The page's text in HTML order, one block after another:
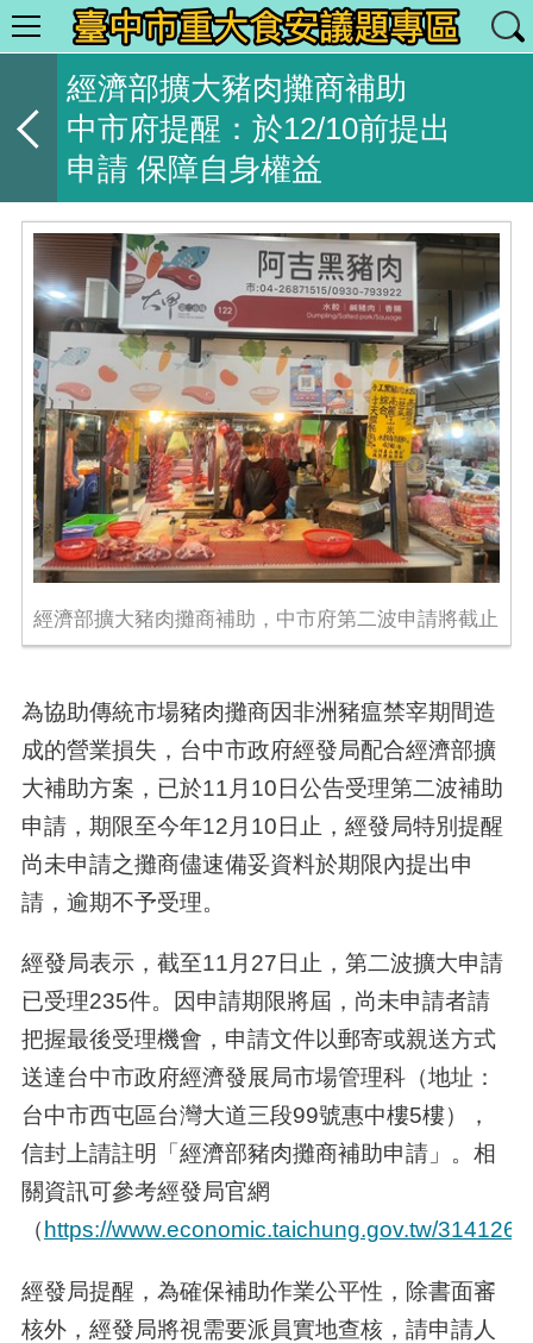
經濟部擴大豬肉攤商補助
中市府提醒：於12/10前提出
申請 保障自身權益
經濟部擴大豬肉攤商補助，中市府第二波申請將截止
為協助傳統市場豬肉攤商因非洲豬瘟禁宰期間造
成的營業損失，台中市政府經發局配合經濟部擴
大補助方案，已於11 月 10日公告受理第二波補助
申請，期限至今年12 月 10日止，經發局特別提醒
尚未申請之攤商儘速備妥資料於期限內提出申
請，逾期不予受理。
經發局表示，截至11月 27日止，第二波擴大申請
已受理235件。因申請期限將屆，尚未申請者請
把握最後受理機會，申請文件以郵寄或親送方式
送達台中市政府經濟發展局市場管理科（地址：
台中市西屯區台灣大道三段99號惠中樓5樓），
信封上請註明「經濟部豬肉攤商補助申請」。相
關資訊可參考經發局官網
（https://www.economic.taichung.gov.tw/
經發局提醒，為確保補助作業公平性，除書面審
核外，經發局將視需要派員實地查核，請申請人